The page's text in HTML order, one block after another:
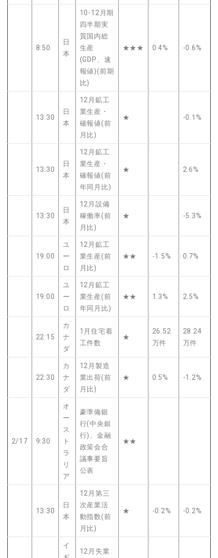
8:50
日
本
10-12月期
四半期実
質国内総
生産
(GDP、速
報値)(前期
比)
★★★ 0.4% -0.6%
13:30
日
本
12月鉱工
業生産・
確報値(前
月比)
★ -0.1%
13:30
日
本
12月鉱工
業生産・
確報値(前
年同月比)
★ 2.6%
13:30
日
本
12月設備
稼働率(前
月比)
★ -5.3%
19:00
ユ
ー
ロ
12月鉱工
業生産(前
月比)
★★ -1.5% 0.7%
19:00
ユ
ー
ロ
12月鉱工
業生産(前
年同月比)
★★ 1.3% 2.5%
22:15
カ
ナ
ダ
1月住宅着
工件数
★
26.52
万件
28.24
万件
22:30
カ
ナ
ダ
12月製造
業出荷(前
月比)
★ 0.5% -1.2%
2/17 9:30
オ
ー
ス
ト
ラ
リ
ア
豪準備銀
行(中央銀
行)、金融
政策会合
議事要旨
公表
★★
13:30
日
本
12月第三
次産業活
動指数(前
月比)
★ -0.2% -0.2%
イ
12月失業